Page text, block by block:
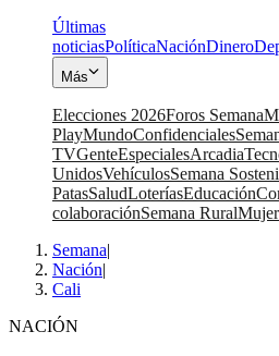
Últimas
noticiasPolíticaNaciónDinero
Más
Elecciones 2026Foros Semana
PlayMundoConfidenciales
TVGenteEspecialesArcadia
UnidosVehículosSemana
PatasSaludLoteríasEducación
colaboraciónSemana Rural
Semana|
Nación|
Cali
NACIÓN